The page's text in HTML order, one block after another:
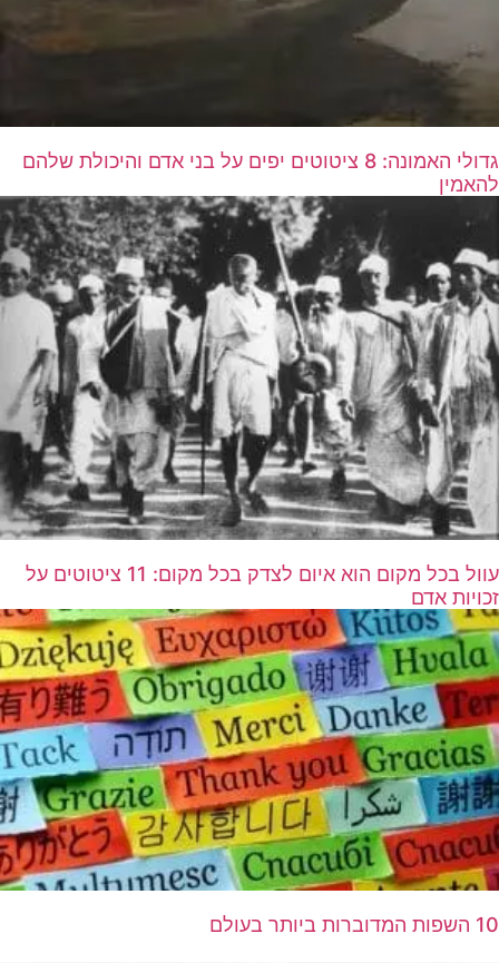
גדולי האמונה: 8 ציטוטים יפים על בני אדם והיכולת שלהם
להאמין
עוול בכל מקום הוא איום לצדק בכל מקום: 11 ציטוטים על
זכויות אדם
10 השפות המדוברות ביותר בעולם